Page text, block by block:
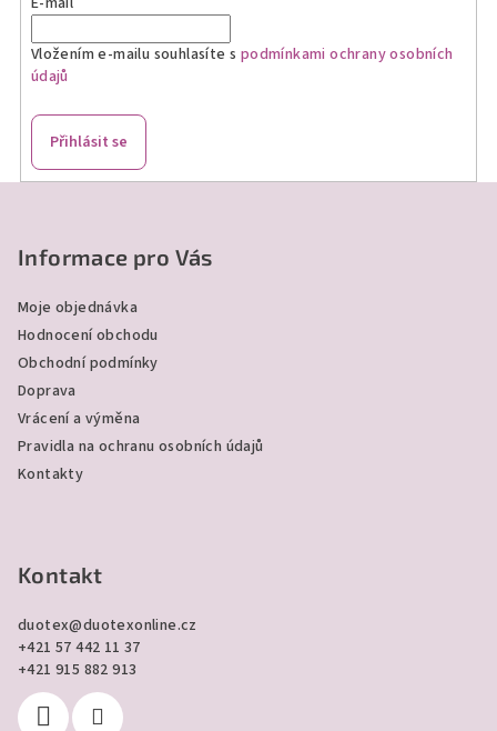
p
v
Vložením e-mailu souhlasíte s podmínkami ochrany osobních
údajů
Přihlásit se
Informace pro Vás
Moje objednávka
Hodnocení obchodu
Obchodní podmínky
Doprava
Vrácení a výměna
Pravidla na ochranu osobních údajů
Kontakty
Kontakt
duotex@duotexonline.cz
+421 57 442 11 37
+421 915 882 913